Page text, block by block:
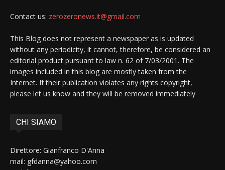
Contact us: zerozeronews.it@gmail.com
This Blog does not represent a newspaper as is updated
without any periodicity, it cannot, therefore, be considered an
editorial product pursuant to law n. 62 of 7/03/2001. The
images included in this blog are mostly taken from the
Internet. If their publication violates any rights copyright,
please let us know and they will be removed immediately
CHI SIAMO
Direttore: Gianfranco D'Anna
mail: gfdanna@yahoo.com